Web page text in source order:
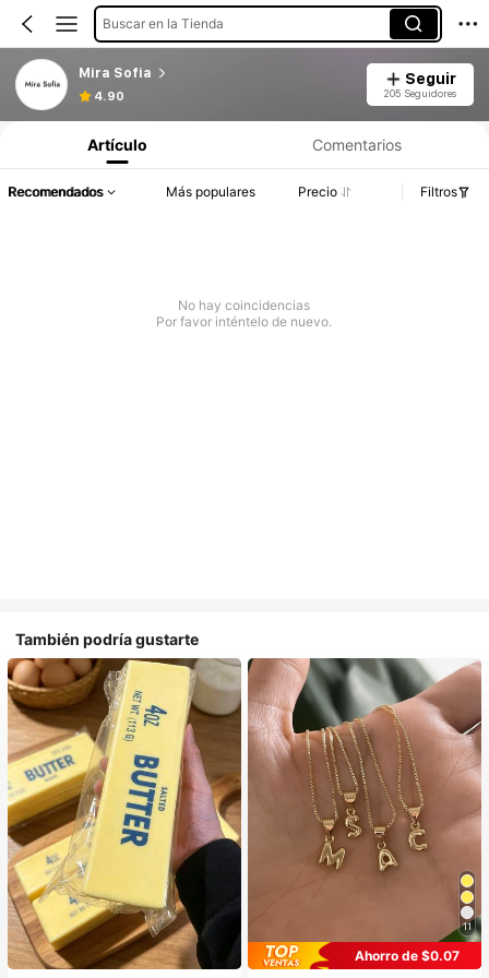
Buscar en la Tienda
Mira Sofia
4.90
Seguir
205 Seguidores
Artículo Comentarios
Recomendados Más populares Precio Filtros
No hay coincidencias
Por favor inténtelo de nuevo.
También podría gustarte
11
Ahorro de $0.07